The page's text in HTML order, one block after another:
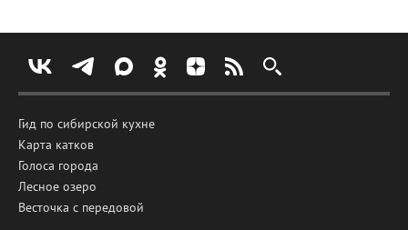
Гид по сибирской кухне
Карта катков
Голоса города
Лесное озеро
Весточка с передовой